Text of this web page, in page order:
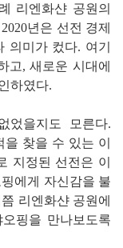
리엔화샨 공원의
년은 선전 경제
의미가 컸다. 여기
고, 새로운 시대에
하였다.
었을지도 모른다.
찾을 수 있는 이
지정된 선전은 이
에게 자신감을 불
리엔화샨 공원에
핑을 만나보도록